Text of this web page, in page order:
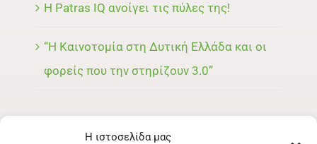
Η ιστοσελίδα μας
Η Patras IQ ανοίγει τις πύλες της!
“Η Καινοτομία στη Δυτική Ελλάδα και οι
φορείς που την στηρίζουν 3.0”